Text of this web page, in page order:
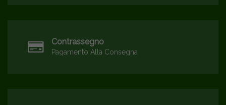
Contrassegno
Pagamento Alla Consegna